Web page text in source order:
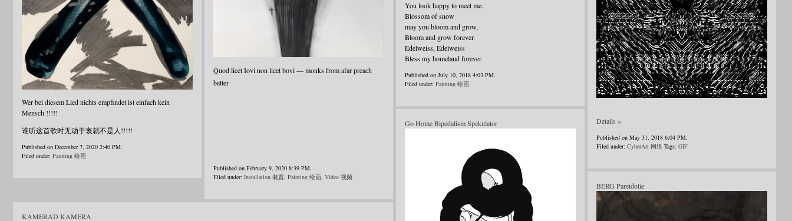
Wer bei diesem Lied nichts empfindet ist einfach kein
Mensch !!!!!
谁听这首歌时无动于衷就不是人!!!!!
Published on December 7, 2020 2:40 PM.
Filed under: Painting 绘画
Quod licet Iovi non licet bovi — monks from afar preach
better
Published on February 9, 2020 8:39 PM.
Filed under: Installation 装置, Painting 绘画, Video 视频
You look happy to meet me.
Blossom of snow
may you bloom and grow,
Bloom and grow forever.
Edelweiss, Edelweiss
Bless my homeland forever.
Published on July 10, 2018 4:03 PM.
Filed under: Painting 绘画
Details »
Published on May 31, 2018 6:04 PM.
Filed under: CyberArt 网络 Tags: GIF
KAMERAD KAMERA
Go Home Bipedalism Spekulator
BERG Pareidolie